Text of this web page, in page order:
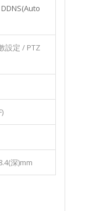
DDNS(Auto
設定 / PTZ
深)mm